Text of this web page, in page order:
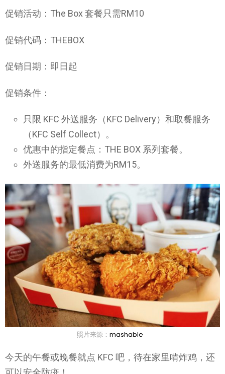
促销活动：The Box 套餐只需RM10
促销代码：THEBOX
促销日期：即日起
促销条件：
只限 KFC 外送服务（KFC Delivery）和取餐服务
（KFC Self Collect）。
优惠中的指定餐点：THE BOX 系列套餐。
外送服务的最低消费为RM15。
照片来源： mashable
今天的午餐或晚餐就点 KFC 吧，待在家里啃炸鸡，还